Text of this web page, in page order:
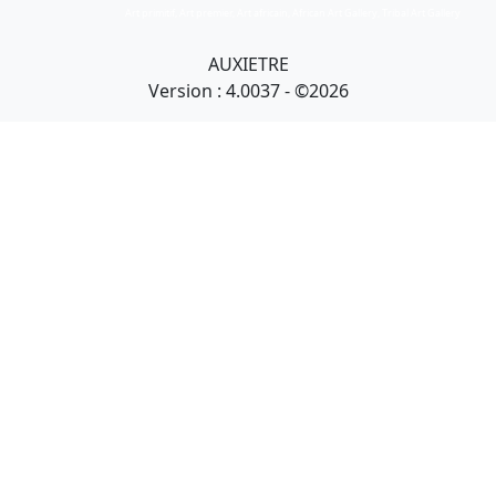
AUXIETRE
Version : 4.0037 - ©2026